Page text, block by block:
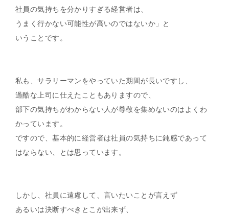
社員の気持ちを分かりすぎる経営者は、
うまく行かない可能性が高いのではないか」と
いうことです。
私も、サラリーマンをやっていた期間が長いですし、
過酷な上司に仕えたこともありますので、
部下の気持ちがわからない人が尊敬を集めないのはよくわ
かっています。
ですので、基本的に経営者は社員の気持ちに鈍感であって
はならない、とは思っています。
しかし、社員に遠慮して、言いたいことが言えず
あるいは決断すべきとこが出来ず、